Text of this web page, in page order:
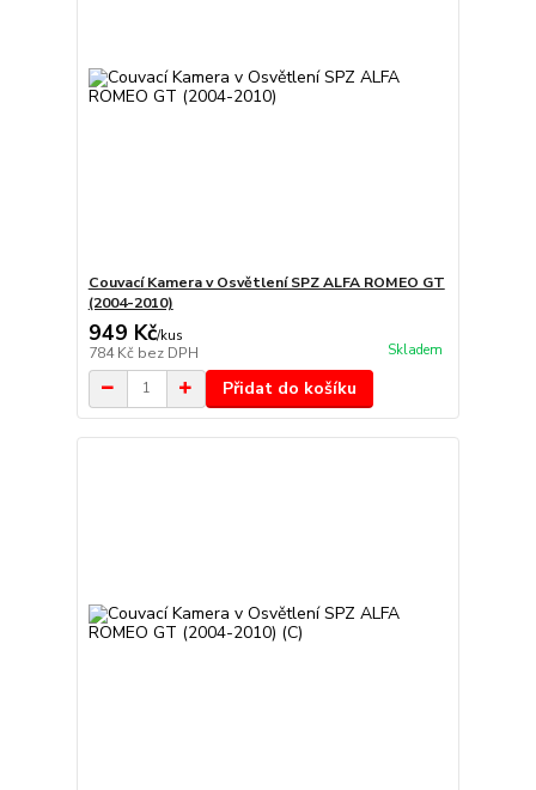
Couvací Kamera v Osvětlení SPZ ALFA ROMEO GT
(2004-2010)
949 Kč/kus
784 Kč bez DPH Skladem
Přidat do košíku